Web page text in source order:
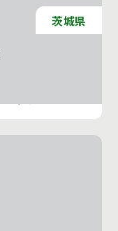
茨城県